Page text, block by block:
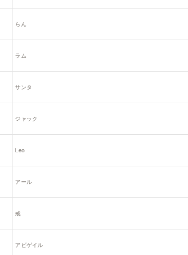
らん
ラム
サンタ
ジャック
Leo
アール
戒
アビゲイル